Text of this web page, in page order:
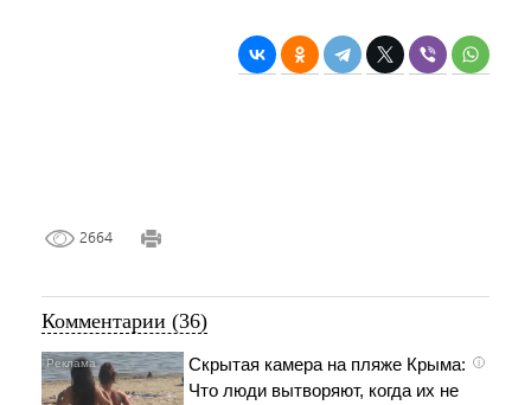
2664
Комментарии (36)
i
Скрытая камера на пляже Крыма:
Что люди вытворяют, когда их не